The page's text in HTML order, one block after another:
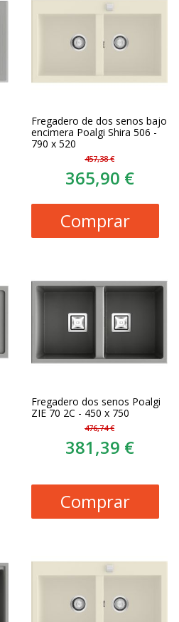
Fregadero de dos senos bajo
encimera Poalgi Shira 506 -
790 x 520
457,38 €
365,90 €
Comprar
Fregadero dos senos Poalgi
ZIE 70 2C - 450 x 750
476,74 €
381,39 €
Comprar